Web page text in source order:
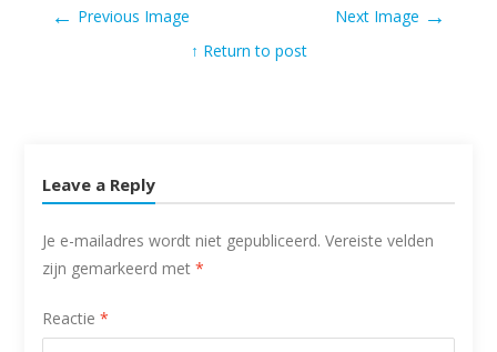
← Previous Image Next Image →
↑ Return to post
Leave a Reply
Je e-mailadres wordt niet gepubliceerd. Vereiste velden
zijn gemarkeerd met *
Reactie *